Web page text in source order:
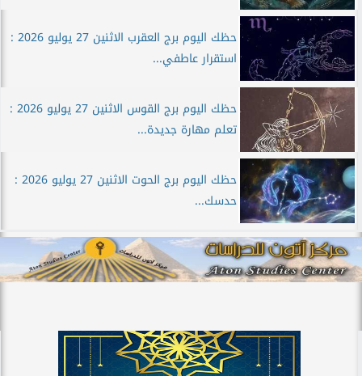
حظك اليوم برج العقرب الاثنين 27 يوليو 2026 :
استقرار عاطفي...
حظك اليوم برج القوس الاثنين 27 يوليو 2026 :
تعلم مهارة جديدة...
حظك اليوم برج الحوت الاثنين 27 يوليو 2026 :
حدسك...